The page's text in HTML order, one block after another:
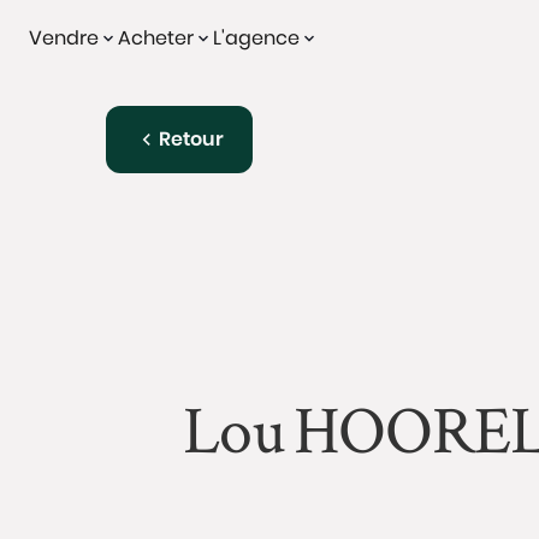
Vendre Acheter L'agence
Retour
Lou